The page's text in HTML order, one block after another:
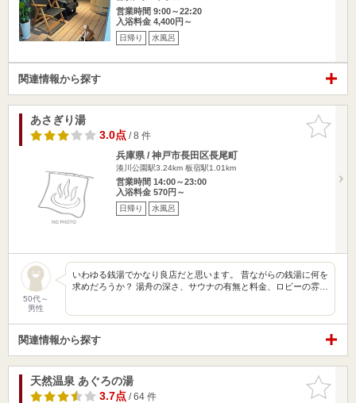
営業時間 9:00～22:20
入浴料金 4,400円～
日帰り 水風呂
関連情報から探す
お気に入
りに追加
あさぎり湯
3.0点/ 8 件
兵庫県 / 神戸市長田区長尾町
湊川公園駅3.24km 板宿駅1.01km
営業時間 14:00～23:00
入浴料金 570円～
日帰り 水風呂
50代～
男性
いわゆる銭湯でかなり良店だと思います。 昔ながらの銭湯に何を
求めだろうか？ 湯舟の深さ、サウナの有無と料金、ロビーの雰…
関連情報から探す
お気に入
りに追加
天然温泉 あぐろの湯
3.7点/ 64 件